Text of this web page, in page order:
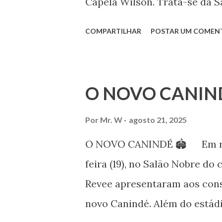
Iniciou seus estudos em
em 1999, no estilo
estudos neste estilo além de
danças folclóricas do
Bailarina profissional e
estudo e pesquisa de danças
árabes e indianas. Iniciou
COMPARTILHAR POSTAR UM
O NOVO
Por Mr. W agosto 21, 2025
O NOVO CANINDÉ 🏟 Em
feira (19), no Salão Nobre do
Revee apresentaram aos
novo Canindé. Além do